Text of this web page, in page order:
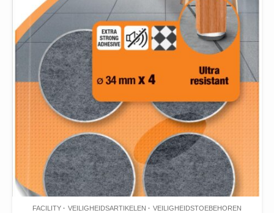
FACILITY VEILIGHEIDSARTIKELEN VEILIGHEIDSTOEBEHOREN